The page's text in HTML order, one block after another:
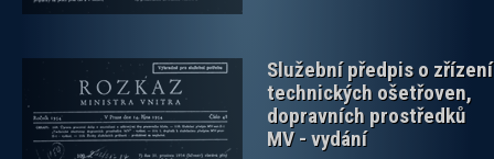
Služební předpis o zřízení
technických ošetřoven,
dopravních prostředků
MV - vydání